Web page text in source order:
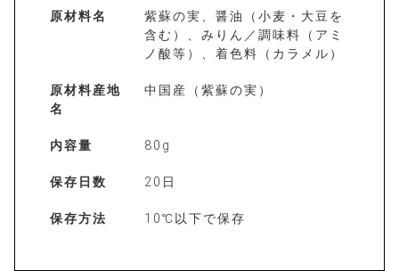
原材料名
紫蘇の実、醤油（小麦・大豆を
含む）、みりん／調味料（アミ
ノ酸等）、着色料（カラメル）
原材料産地
名
中国産（紫蘇の実）
内容量 80g
保存日数 20日
保存方法 10℃以下で保存